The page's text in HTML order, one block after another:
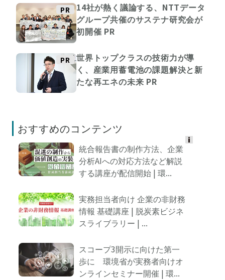
PR
14社が熱く議論する、NTTデータ
グループ共催のサステナ研究会が
初開催 PR
PR
世界トップクラスの技術力が導
く、産業用蓄電池の課題解決と新
たな再エネの未来 PR
おすすめのコンテンツ
統合報告書の制作方法、企業
分析AIへの対応方法など解説
する講座が配信開始 | 環...
実務担当者向け 企業の非財務
情報 基礎講座 | 脱炭素ビジネ
スライブラリー | ...
スコープ3開示に向けた第一
歩に 環境省が実務者向けオ
ンラインセミナー開催 | 環...